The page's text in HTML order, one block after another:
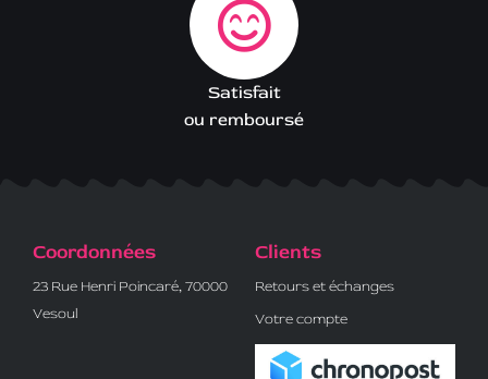
Satisfait
ou remboursé
Coordonnées
23 Rue Henri Poincaré, 70000
Vesoul
Clients
Retours et échanges
Votre compte